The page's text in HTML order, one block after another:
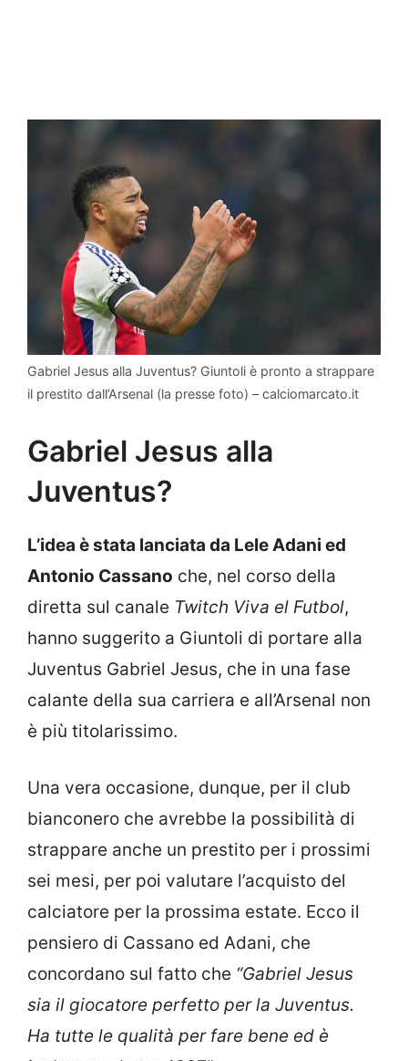
Gabriel Jesus alla Juventus? Giuntoli è pronto a strappare
il prestito dall’Arsenal (la presse foto) – calciomarcato.it
Gabriel Jesus alla
Juventus?
L’idea è stata lanciata da Lele Adani ed
Antonio Cassano che, nel corso della
diretta sul canale Twitch Viva el Futbol,
hanno suggerito a Giuntoli di portare alla
Juventus Gabriel Jesus, che in una fase
calante della sua carriera e all’Arsenal non
è più titolarissimo.
Una vera occasione, dunque, per il club
bianconero che avrebbe la possibilità di
strappare anche un prestito per i prossimi
sei mesi, per poi valutare l’acquisto del
calciatore per la prossima estate. Ecco il
pensiero di Cassano ed Adani, che
concordano sul fatto che “Gabriel Jesus
sia il giocatore perfetto per la Juventus.
Ha tutte le qualità per fare bene ed è